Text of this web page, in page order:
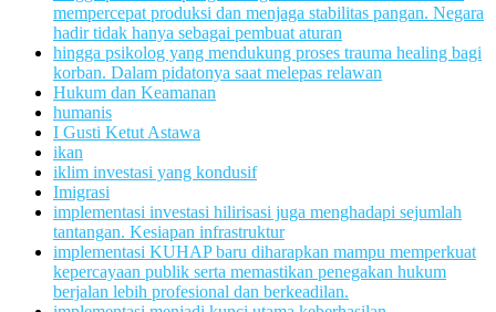
mempercepat produksi dan menjaga stabilitas pangan. Negara
hadir tidak hanya sebagai pembuat aturan
hingga psikolog yang mendukung proses trauma healing bagi
korban. Dalam pidatonya saat melepas relawan
Hukum dan Keamanan
humanis
I Gusti Ketut Astawa
ikan
iklim investasi yang kondusif
Imigrasi
implementasi investasi hilirisasi juga menghadapi sejumlah
tantangan. Kesiapan infrastruktur
implementasi KUHAP baru diharapkan mampu memperkuat
kepercayaan publik serta memastikan penegakan hukum
berjalan lebih profesional dan berkeadilan.